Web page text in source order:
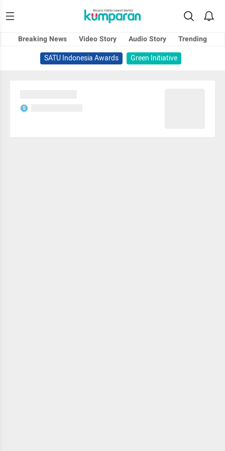
Breaking News Video Story Audio Story
Trending
SATU Indonesia Awards
Green Initiative
S